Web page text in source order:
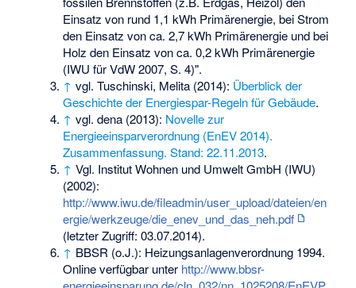
Einsatz von rund 1,1 kWh Primärenergie, bei Strom
den Einsatz von ca. 2,7 kWh Primärenergie und bei
Holz den Einsatz von ca. 0,2 kWh Primärenergie
(IWU für VdW 2007, S. 4)".
↑ vgl. Tuschinski, Melita (2014): Überblick der
Geschichte der Energiespar-Regeln für Gebäude.
↑ vgl. dena (2013): Novelle zur
Energieeinsparverordnung (EnEV 2014).
Zusammenfassung. Stand: 22.11.2013.
↑ Vgl. Institut Wohnen und Umwelt GmbH (IWU)
(2002):
http://www.iwu.de/fileadmin/user_upload/dateien/en
ergie/werkzeuge/die_enev_und_das_neh.pdf
(letzter Zugriff: 03.07.2014).
↑ BBSR (o.J.): Heizungsanlagenverordnung 1994.
Online verfügbar unter http://www.bbsr-